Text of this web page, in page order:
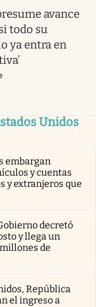
avance
todo su
ya entra en
Unidos
embargan
y cuentas
y extranjeros que
decretó
y llega un
de
República
el ingreso a